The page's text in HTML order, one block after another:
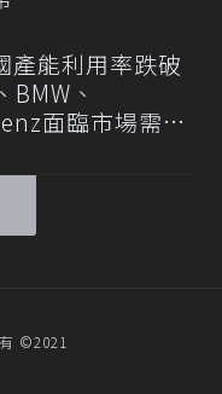
產能利用率跌破
、
面臨市場需求
©2021